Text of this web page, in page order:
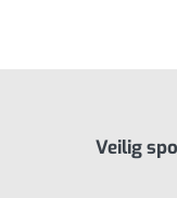
Veilig